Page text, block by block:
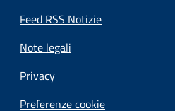
Feed RSS Notizie
Note legali
Privacy
Preferenze cookie